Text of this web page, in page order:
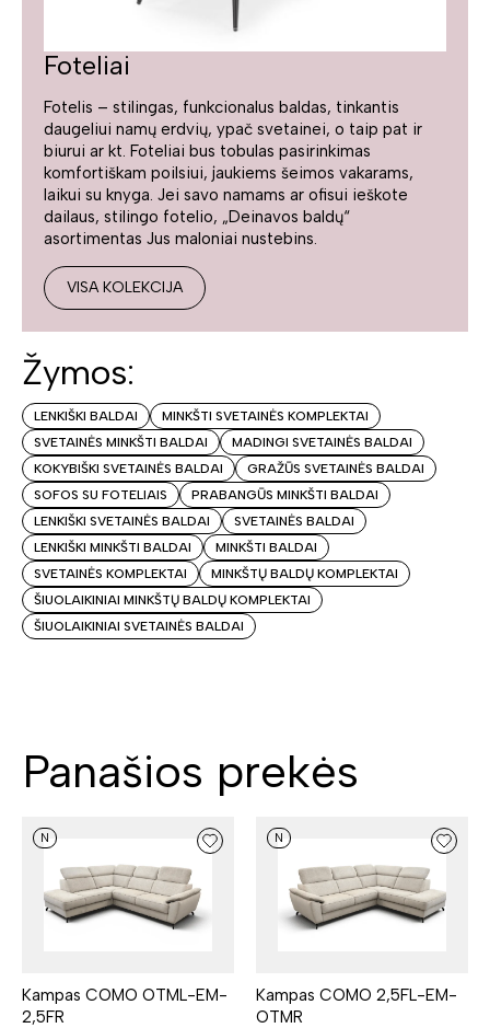
Foteliai
Fotelis – stilingas, funkcionalus baldas, tinkantis
daugeliui namų erdvių, ypač svetainei, o taip pat ir
biurui ar kt. Foteliai bus tobulas pasirinkimas
komfortiškam poilsiui, jaukiems šeimos vakarams,
laikui su knyga. Jei savo namams ar ofisui ieškote
dailaus, stilingo fotelio, „Deinavos baldų“
asortimentas Jus maloniai nustebins.
VISA KOLEKCIJA
Žymos:
LENKIŠKI BALDAI
MINKŠTI SVETAINĖS KOMPLEKTAI
SVETAINĖS MINKŠTI BALDAI
MADINGI SVETAINĖS BALDAI
KOKYBIŠKI SVETAINĖS BALDAI
GRAŽŪS SVETAINĖS BALDAI
SOFOS SU FOTELIAIS
PRABANGŪS MINKŠTI BALDAI
LENKIŠKI SVETAINĖS BALDAI
SVETAINĖS BALDAI
LENKIŠKI MINKŠTI BALDAI
MINKŠTI BALDAI
SVETAINĖS KOMPLEKTAI
MINKŠTŲ BALDŲ KOMPLEKTAI
ŠIUOLAIKINIAI MINKŠTŲ BALDŲ KOMPLEKTAI
ŠIUOLAIKINIAI SVETAINĖS BALDAI
Panašios prekės
N
Kampas COMO OTML-EM-
2,5FR
N
Kampas COMO 2,5FL-EM-
OTMR